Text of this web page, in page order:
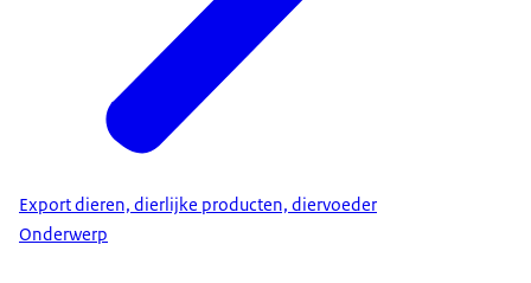
Export dieren, dierlijke producten, diervoeder
Onderwerp